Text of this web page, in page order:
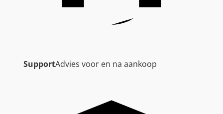
SupportAdvies voor en na aankoop